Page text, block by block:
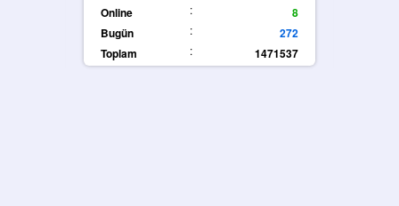
Online :
8
Bugün
:
272
Toplam
: 1471537